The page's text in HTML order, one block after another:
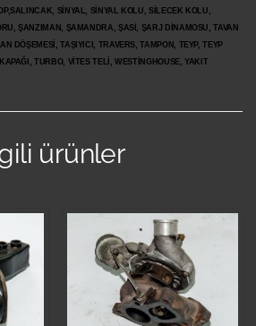
SİNYAL, SİNYAL KOLU, SİLECEK KOLU,
ŞANZIMAN, ŞAMANDRA, ŞASİ, ŞARJ DİNAMOSU, TAVAN
DÖŞEMESİ, TAŞIYICI, TRAVERS, TAMPON, TEYP, TEYP
TURBO, VİTES TELİ, WESTİNGHOUSE, YAKIT
ürünler